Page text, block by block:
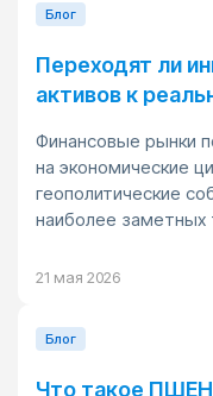
Блог
Переходят ли
активов к
Финансовые рынки
на экономические
геополитические
наиболее заметных
21 мая 2026
Блог
Что такое